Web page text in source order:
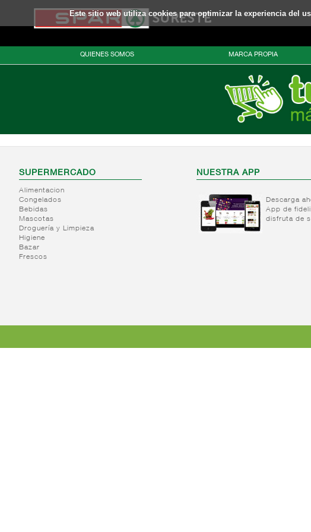
Este sitio web utiliza cookies para optimizar la experiencia del
QUIENES SOMOS MARCA PROPIA
SUPERMERCADO
Alimentacion
Congelados
Bebidas
Mascotas
Droguería y Limpieza
Higiene
Bazar
Frescos
NUESTRA APP
Descarga
App de
disfruta de